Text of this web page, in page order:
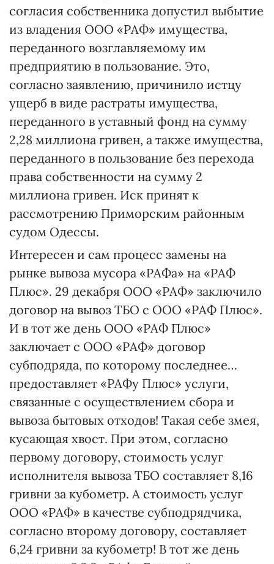
согласия собственника допустил выбытие
из владения ООО «РАФ» имущества,
переданного возглавляемому им
предприятию в пользование. Это,
согласно заявлению, причинило истцу
ущерб в виде растраты имущества,
переданного в уставный фонд на сумму
2,28 миллиона гривен, а также имущества,
переданного в пользование без перехода
права собственности на сумму 2
миллиона гривен. Иск принят к
рассмотрению Приморским районным
судом Одессы.
Интересен и сам процесс замены на
рынке вывоза мусора «РАФа» на «РАФ
Плюс». 29 декабря ООО «РАФ» заключило
договор на вывоз ТБО с ООО «РАФ Плюс».
И в тот же день ООО «РАФ Плюс»
заключает с ООО «РАФ» договор
субподряда, по которому последнее…
предоставляет «РАФу Плюс» услуги,
связанные с осуществлением сбора и
вывоза бытовых отходов! Такая себе змея,
кусающая хвост. При этом, согласно
первому договору, стоимость услуг
исполнителя вывоза ТБО составляет 8,16
гривни за кубометр. А стоимость услуг
ООО «РАФ» в качестве субподрядчика,
согласно второму договору, составляет
6,24 гривни за кубометр! В тот же день